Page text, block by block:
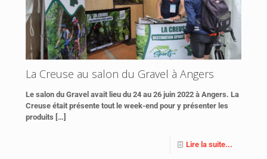
La Creuse au salon du Gravel à Angers
Le salon du Gravel avait lieu du 24 au 26 juin 2022 à Angers. La
Creuse était présente tout le week-end pour y présenter les
produits […]
Lire la suite...